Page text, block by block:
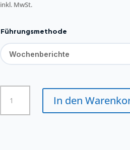
inkl. MwSt.
Führungsmethode
Bestattungsfachkraft
Menge
In den